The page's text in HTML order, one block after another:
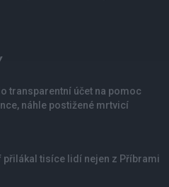
transparentní účet na pomoc
náhle postižené mrtvicí
přilákal tisíce lidí nejen z Příbrami